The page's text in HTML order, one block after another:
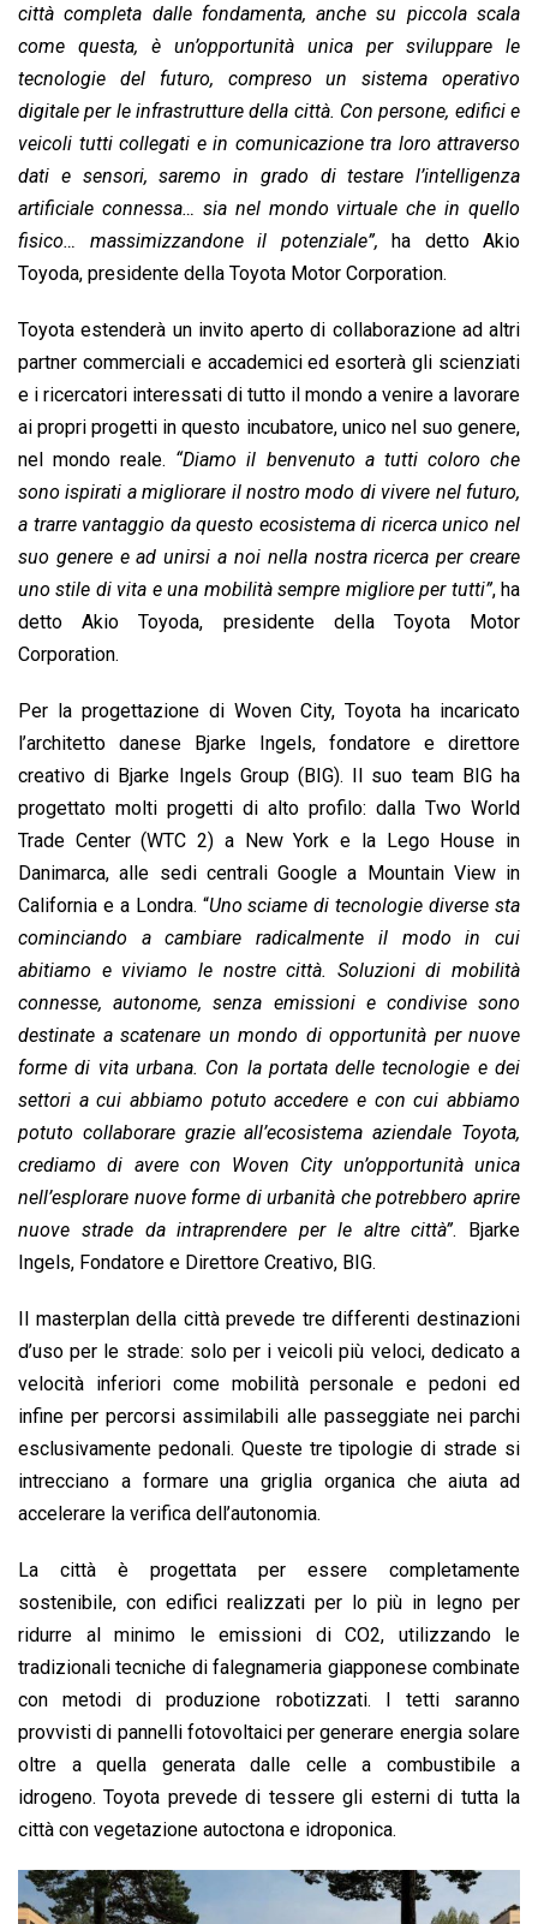
città completa dalle fondamenta, anche su piccola scala
come questa, è un’opportunità unica per sviluppare le
tecnologie del futuro, compreso un sistema operativo
digitale per le infrastrutture della città. Con persone, edifici e
veicoli tutti collegati e in comunicazione tra loro attraverso
dati e sensori, saremo in grado di testare l’intelligenza
artificiale connessa… sia nel mondo virtuale che in quello
fisico… massimizzandone il potenziale”, ha detto Akio
Toyoda, presidente della Toyota Motor Corporation.
Toyota estenderà un invito aperto di collaborazione ad altri
partner commerciali e accademici ed esorterà gli scienziati
e i ricercatori interessati di tutto il mondo a venire a lavorare
ai propri progetti in questo incubatore, unico nel suo genere,
nel mondo reale. “Diamo il benvenuto a tutti coloro che
sono ispirati a migliorare il nostro modo di vivere nel futuro,
a trarre vantaggio da questo ecosistema di ricerca unico nel
suo genere e ad unirsi a noi nella nostra ricerca per creare
uno stile di vita e una mobilità sempre migliore per tutti”, ha
detto Akio Toyoda, presidente della Toyota Motor
Corporation.
Per la progettazione di Woven City, Toyota ha incaricato
l’architetto danese Bjarke Ingels, fondatore e direttore
creativo di Bjarke Ingels Group (BIG). Il suo team BIG ha
progettato molti progetti di alto profilo: dalla Two World
Trade Center (WTC 2) a New York e la Lego House in
Danimarca, alle sedi centrali Google a Mountain View in
California e a Londra. “Uno sciame di tecnologie diverse sta
cominciando a cambiare radicalmente il modo in cui
abitiamo e viviamo le nostre città. Soluzioni di mobilità
connesse, autonome, senza emissioni e condivise sono
destinate a scatenare un mondo di opportunità per nuove
forme di vita urbana. Con la portata delle tecnologie e dei
settori a cui abbiamo potuto accedere e con cui abbiamo
potuto collaborare grazie all’ecosistema aziendale Toyota,
crediamo di avere con Woven City un’opportunità unica
nell’esplorare nuove forme di urbanità che potrebbero aprire
nuove strade da intraprendere per le altre città”. Bjarke
Ingels, Fondatore e Direttore Creativo, BIG.
Il masterplan della città prevede tre differenti destinazioni
d’uso per le strade: solo per i veicoli più veloci, dedicato a
velocità inferiori come mobilità personale e pedoni ed
infine per percorsi assimilabili alle passeggiate nei parchi
esclusivamente pedonali. Queste tre tipologie di strade si
intrecciano a formare una griglia organica che aiuta ad
accelerare la verifica dell’autonomia.
La città è progettata per essere completamente
sostenibile, con edifici realizzati per lo più in legno per
ridurre al minimo le emissioni di CO2, utilizzando le
tradizionali tecniche di falegnameria giapponese combinate
con metodi di produzione robotizzati. I tetti saranno
provvisti di pannelli fotovoltaici per generare energia solare
oltre a quella generata dalle celle a combustibile a
idrogeno. Toyota prevede di tessere gli esterni di tutta la
città con vegetazione autoctona e idroponica.